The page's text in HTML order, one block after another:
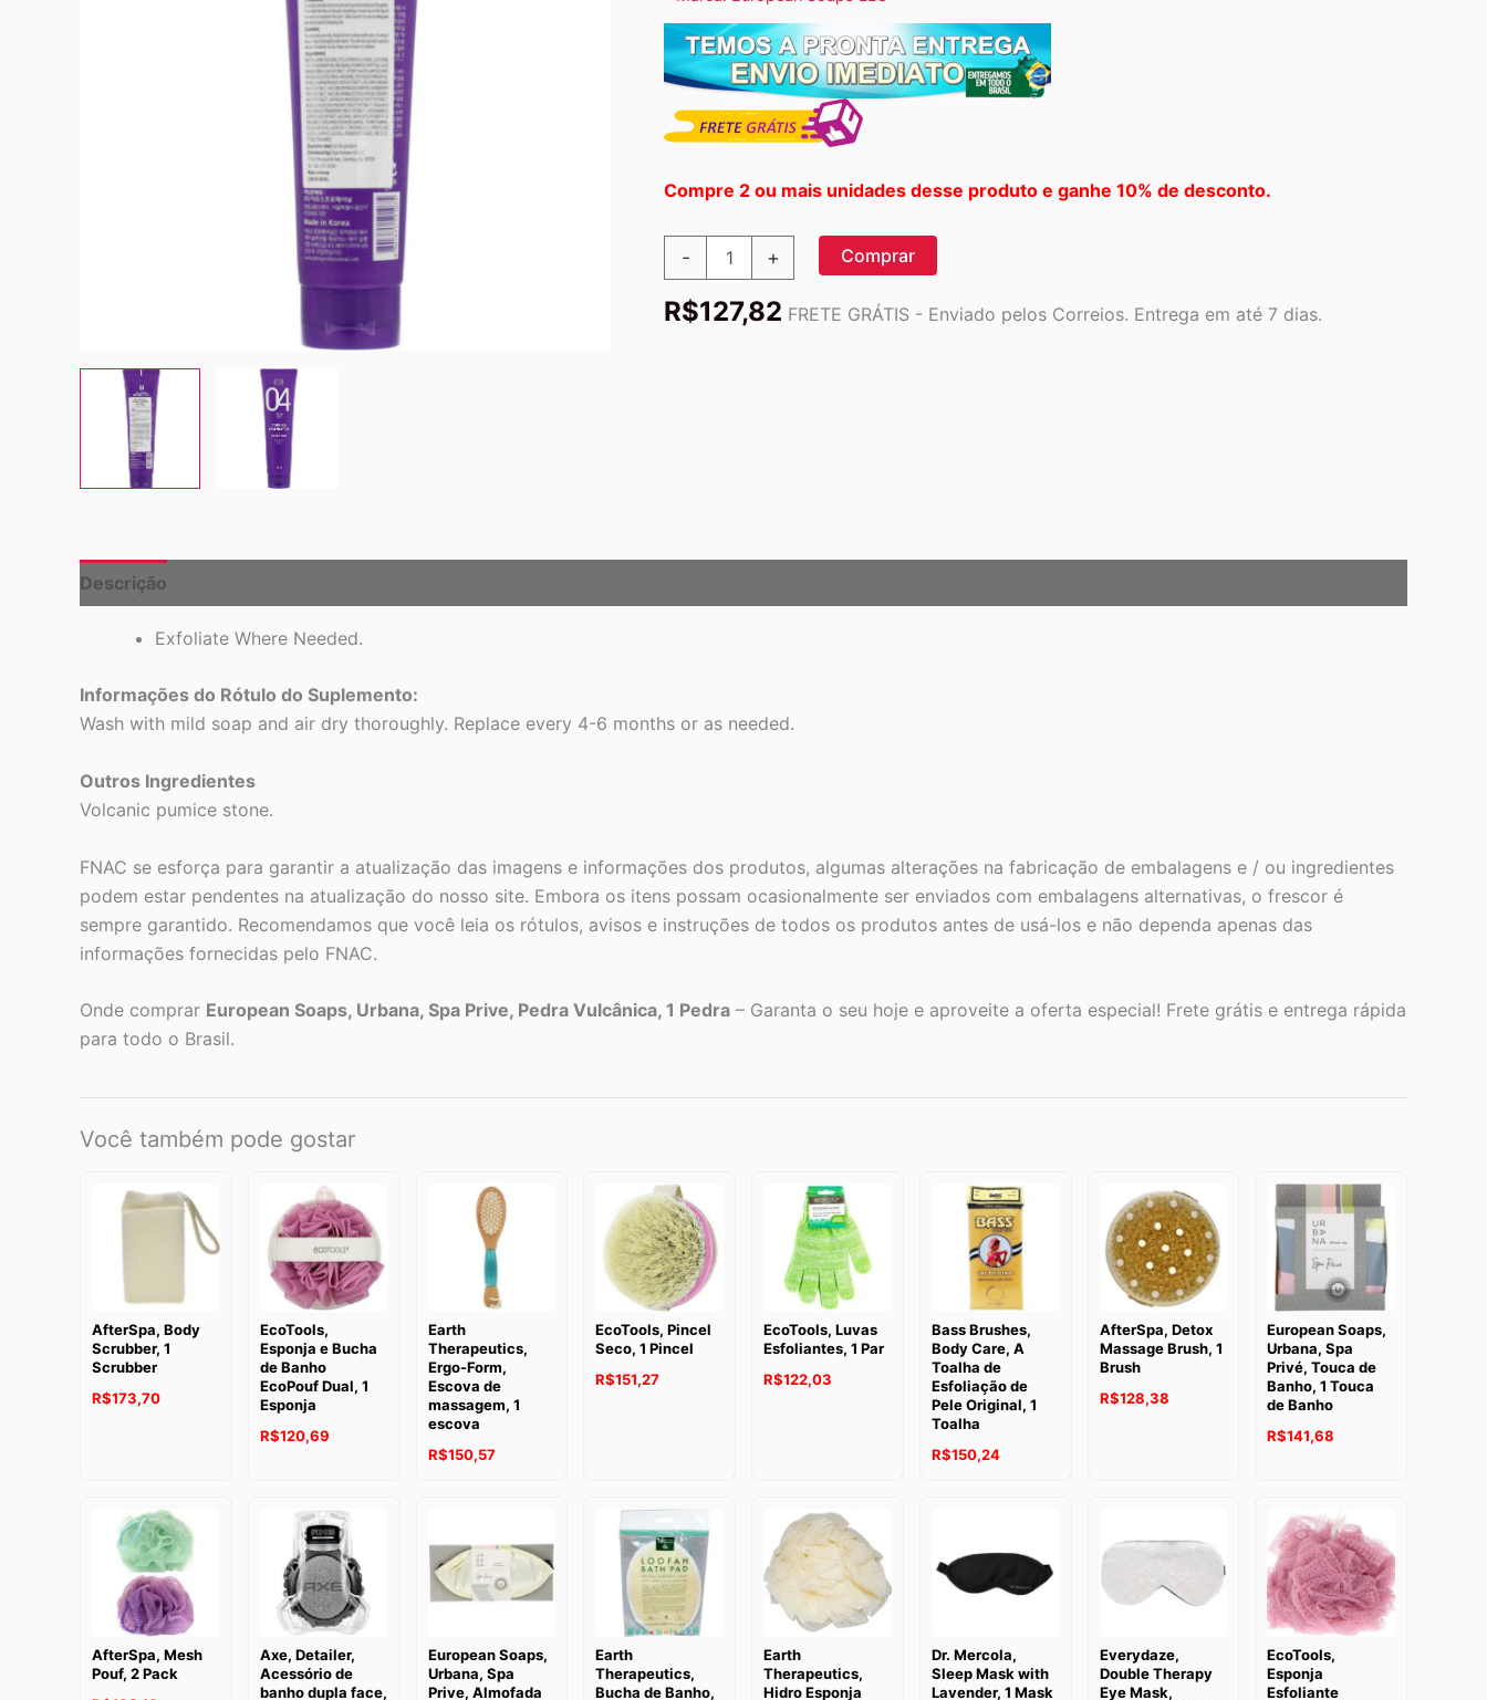
Compre 2 ou mais unidades desse produto e ganhe 10% de desconto.
-
Spa
+ Comprar
R$127,82 FRETE GRÁTIS - Enviado pelos Correios. Entrega em até 7 dias.
Descrição
Exfoliate Where Needed.
Informações do Rótulo do Suplemento:
Wash with mild soap and air dry thoroughly. Replace every 4-6 months or as needed.
Outros Ingredientes
Volcanic pumice stone.
FNAC se esforça para garantir a atualização das imagens e informações dos produtos, algumas alterações na fabricação de embalagens e / ou ingredientes
podem estar pendentes na atualização do nosso site. Embora os itens possam ocasionalmente ser enviados com embalagens alternativas, o frescor é
sempre garantido. Recomendamos que você leia os rótulos, avisos e instruções de todos os produtos antes de usá-los e não dependa apenas das
informações fornecidas pelo FNAC.
Onde comprar European Soaps, Urbana, Spa Prive, Pedra Vulcânica, 1 Pedra – Garanta o seu hoje e aproveite a oferta especial! Frete grátis e entrega rápida
para todo o Brasil.
Você também pode gostar
AfterSpa, Body
Scrubber, 1
Scrubber
R$173,70
EcoTools,
Esponja e Bucha
de Banho
EcoPouf Dual, 1
Esponja
R$120,69
Earth
Therapeutics,
Ergo-Form,
Escova de
massagem, 1
escova
R$150,57
EcoTools, Pincel
Seco, 1 Pincel
R$151,27
EcoTools, Luvas
Esfoliantes, 1 Par
R$122,03
Bass Brushes,
Body Care, A
Toalha de
Esfoliação de
Pele Original, 1
Toalha
R$150,24
AfterSpa, Detox
Massage Brush, 1
Brush
R$128,38
European Soaps,
Urbana, Spa
Privé, Touca de
Banho, 1 Touca
de Banho
R$141,68
AfterSpa, Mesh
Pouf, 2 Pack
Axe, Detailer,
Acessório de
banho dupla face,
European Soaps,
Urbana, Spa
Prive, Almofada
Earth
Therapeutics,
Bucha de Banho,
Earth
Therapeutics,
Hidro Esponja
Dr. Mercola,
Sleep Mask with
Lavender, 1 Mask
Everydaze,
Double Therapy
Eye Mask,
EcoTools,
Esponja
Esfoliante